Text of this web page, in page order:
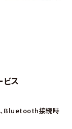
ス
、Bluetooth接続時